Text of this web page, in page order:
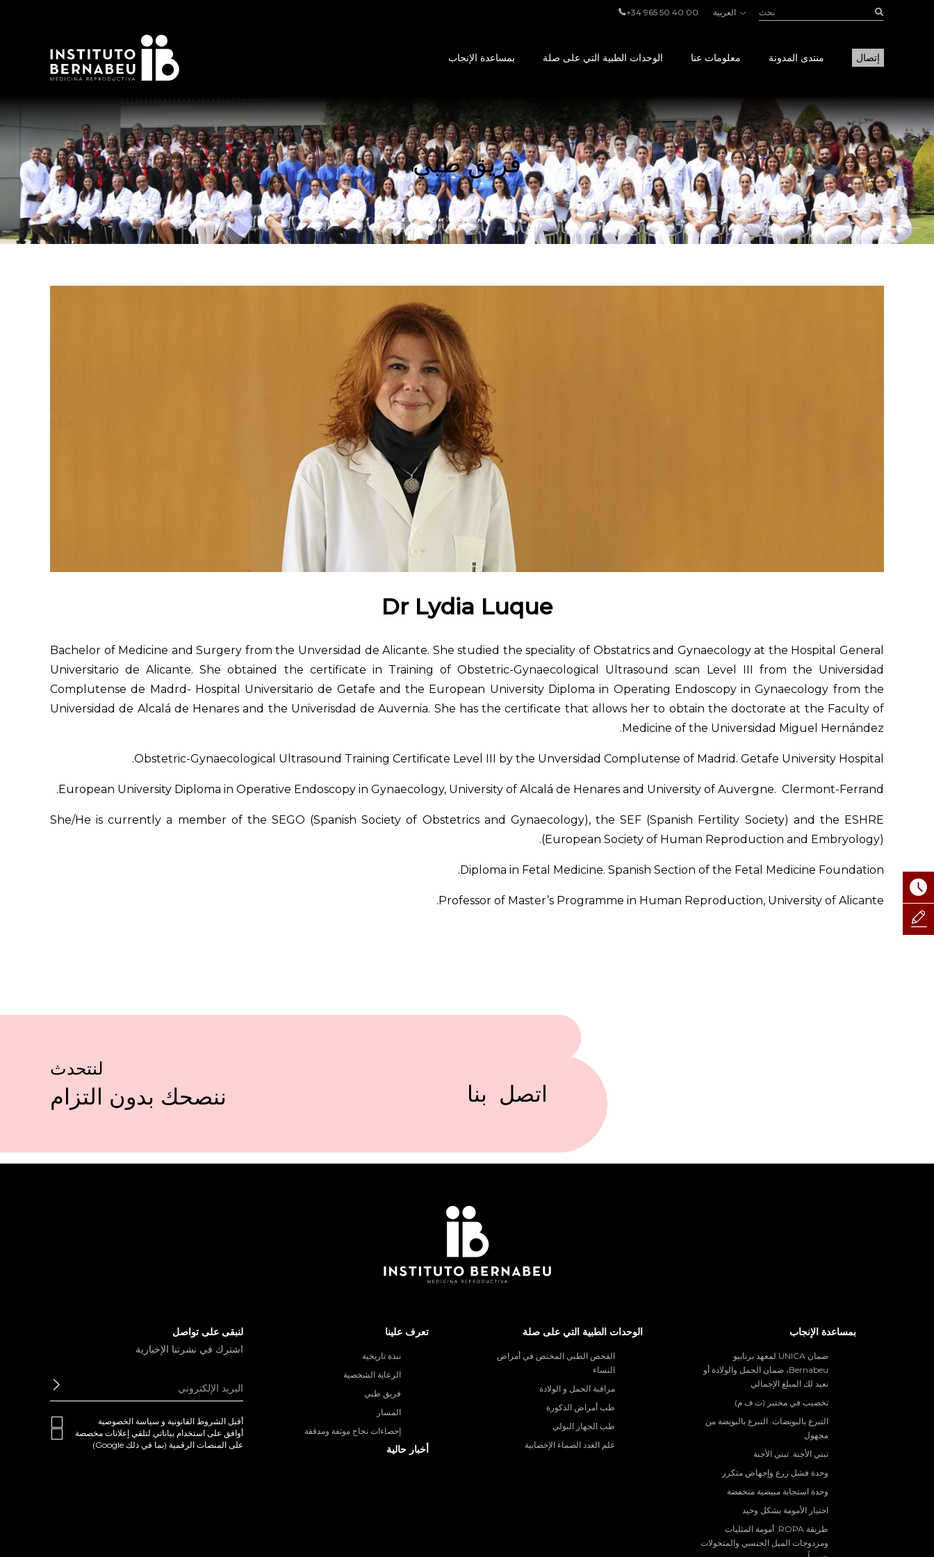
+34 965 50 40 00
بمساعدة الإنجاب الوحدات الطبية التي على صلة معلومات عنا منتدى المدونة إتصال
فريق طبي
Dr Lydia Luque
Bachelor of Medicine and Surgery from the Unversidad de Alicante. She studied the speciality of Obstatrics and Gynaecology at the Hospital General
Universitario de Alicante. She obtained the certificate in Training of Obstetric-Gynaecological Ultrasound scan Level III from the Universidad
Complutense de Madrd- Hospital Universitario de Getafe and the European University Diploma in Operating Endoscopy in Gynaecology from the
Universidad de Alcalá de Henares and the Univerisdad de Auvernia. She has the certificate that allows her to obtain the doctorate at the Faculty of
Medicine of the Universidad Miguel Hernández.
Obstetric-Gynaecological Ultrasound Training Certificate Level III by the Unversidad Complutense of Madrid. Getafe University Hospital.
European University Diploma in Operative Endoscopy in Gynaecology, University of Alcalá de Henares and University of Auvergne. Clermont-Ferrand.
She/He is currently a member of the SEGO (Spanish Society of Obstetrics and Gynaecology), the SEF (Spanish Fertility Society) and the ESHRE
(European Society of Human Reproduction and Embryology).
Diploma in Fetal Medicine. Spanish Section of the Fetal Medicine Foundation.
Professor of Master’s Programme in Human Reproduction, University of Alicante.
لنتحدث
ننصحك بدون التزام اتصل بنا
بمساعدة الإنجاب
ضمان UNICA لمعهد برنابيو
Bernabeu، ضمان الحمل والولادة أو
نعيد لك المبلغ الإجمالي
تخصيب في مختبر (ت ف م)
التبرع بالبويضات. التبرع بالبويضة من
مجهول
تبني الأجنة. تبني.الأجنة
وحدة فشل زرع وإجهاض متكرر
وحدة استجابة مبيضية منخفضة
اختيار الأمومة بشكل وحيد
طريقة ROPA: أمومة المثليات
ومزدوجات الميل الجنسي والمتحولات
الوحدات الطبية التي على صلة
الفحص الطبي المختص في أمراض
النساء
مراقبة الحمل و الولادة
طب أمراض الذكورة
طب الجهاز البولي
علم الغدد الصماء الإخصابية
تعرف علينا
نبذة تاريخية
الرعاية الشخصية
فريق طبي
المسار
إحصاءات نجاح موثقة ومدققة
أخبار حالية
لنبقى على تواصل
اشترك في نشرتنا الإخبارية
أقبلالشروط القانونية و سياسة الخصوصية
أوافق على استخدام بياناتي لتلقي إعلانات مخصصة
على المنصات الرقمية (بما في ذلك Google)